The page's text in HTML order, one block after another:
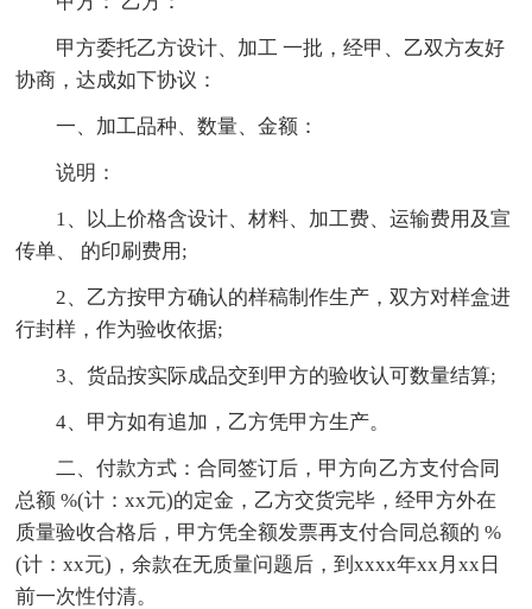
甲方委托乙方设计、加工 一批，经甲、乙双方友好
协商，达成如下协议：
一、加工品种、数量、金额：
说明：
1、以上价格含设计、材料、加工费、运输费用及宣
传单、 的印刷费用;
2、乙方按甲方确认的样稿制作生产，双方对样盒进
行封样，作为验收依据;
3、货品按实际成品交到甲方的验收认可数量结算;
4、甲方如有追加，乙方凭甲方生产。
二、付款方式：合同签订后，甲方向乙方支付合同
总额 %(计：xx元)的定金，乙方交货完毕，经甲方外在
质量验收合格后，甲方凭全额发票再支付合同总额的 %
(计：xx元)，余款在无质量问题后，到xxxx年xx月xx日
前一次性付清。